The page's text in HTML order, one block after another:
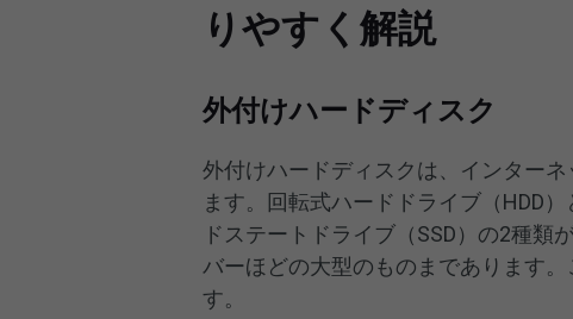
りやすく解説
外付けハードディスク
外付けハードディスクは、インター
ます。回転式ハードドライブ（HDD
ドステートドライブ（SSD）の2種類
バーほどの大型のものまであります
す。